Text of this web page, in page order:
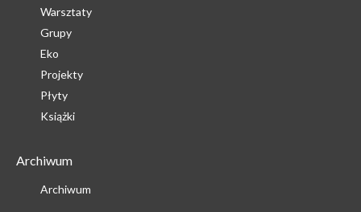
Warsztaty
Grupy
Eko
Projekty
Płyty
Książki
Archiwum
Archiwum